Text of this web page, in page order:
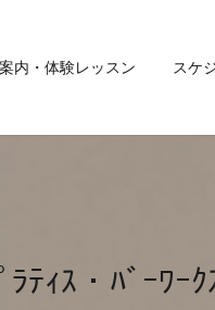
内・体験レッスン スケ
ﾗﾃｨｽ・ﾊﾞｰﾜ